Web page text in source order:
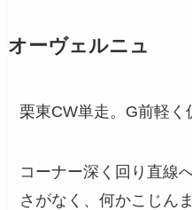
オーヴェルニュ
栗東CW単走。G前軽
コーナー深く回り直線
さがなく、何かこじん